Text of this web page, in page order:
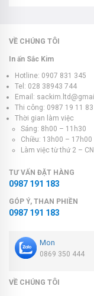
VỀ CHÚNG TÔI
In ấn Sắc Kim
Hotline: 0907 831 345
Tel: 028 38943 744
Email:
Thi công: 0987 19 11 83
Thời gian làm việc
Sáng: 8h00 – 11h30
Chiều: 13h00 – 17h00
Làm việc từ thứ 2 –
TƯ VẤN ĐẶT HÀNG
0987 191 183
GÓP Ý, THAN PHIỀN
0987 191 183
Mon
0869 350 444
VỀ CHÚNG TÔI